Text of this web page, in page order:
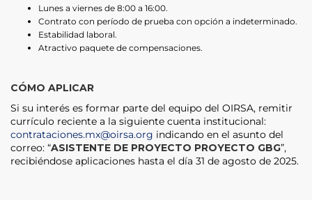
Lunes a viernes de 8:00 a 16:00.
Contrato con período de prueba con opción a indeterminado.
Estabilidad laboral.
Atractivo paquete de compensaciones.
CÓMO APLICAR
Si su interés es formar parte del equipo del OIRSA, remitir
currículo reciente a la siguiente cuenta institucional:
contrataciones.mx@oirsa.org indicando en el asunto del
correo: “ASISTENTE DE PROYECTO PROYECTO GBG”,
recibiéndose aplicaciones hasta el día 31 de agosto de 2025.